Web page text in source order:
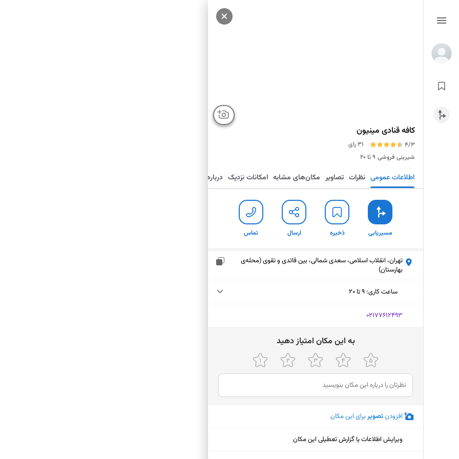
کافه قنادی مینیون
4/3
31 رای
شیرینی فروشی ۹ تا ۲۰
اطلاعات عمومی نظرات تصاویر مکان‌های مشابه امکانات نزدیک درباره
مسیریابی ذخیره ارسال تماس
تهران، انقلاب اسلامی، سعدی شمالی، بین قائدی و تقوی (محله‌ی
بهارستان)
ساعت کاری: ۹ تا ۲۰
سه‌شنبه (امروز)
جمعه
۹ تا ۲۰
شنبه
۹ تا ۱۹
یکشنبه
دوشنبه
‎02177612493
ﺑﻪ اﯾﻦ ﻣﮑﺎن اﻣﺘﯿﺎز دﻫﯿﺪ
افزودنتصویربرای این مکان
ویرایش اطلاعات یا گزارش تعطیلی این مکان